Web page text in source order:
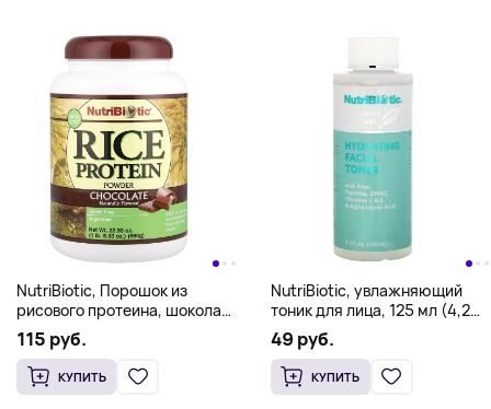
NutriBiotic, Порошок из
рисового протеина, шоколад,
650 г (1 фунт 6,93 унции)
115 руб.
КУПИТЬ
NutriBiotic, увлажняющий
тоник для лица, 125 мл (4,2
жидк. унции)
49 руб.
КУПИТЬ